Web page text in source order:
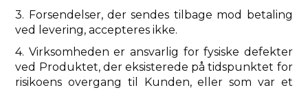
3. Forsendelser, der sendes tilbage mod betaling
ved levering, accepteres ikke.
4. Virksomheden er ansvarlig for fysiske defekter
ved Produktet, der eksisterede på tidspunktet for
risikoens overgang til Kunden, eller som var et